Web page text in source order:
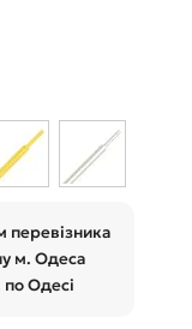
м. Одеса
Одесі